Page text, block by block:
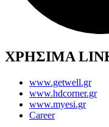
ΧΡΗΣΙΜΑ
www.getwell.gr
www.hdcorner.gr
www.myesi.gr
Career